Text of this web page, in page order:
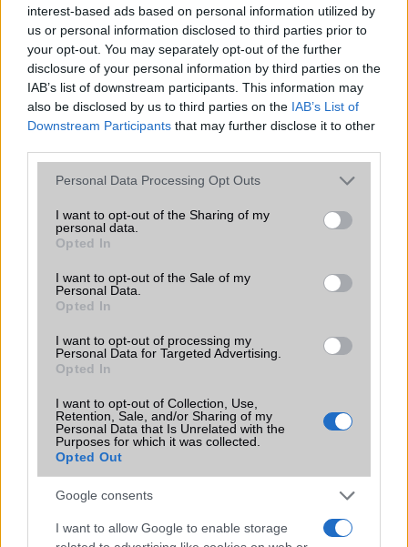
interest-based ads based on personal information utilized by
us or personal information disclosed to third parties prior to
your opt-out. You may separately opt-out of the further
disclosure of your personal information by third parties on the
IAB’s list of downstream participants. This information may
also be disclosed by us to third parties on the IAB’s List of
Downstream Participants that may further disclose it to other
Please note that this website/app uses one or more Google
not limited to your visit or usage behaviour. You may click to
grant or deny consent to Google and its third-party tags to
use your data for below specified purposes in below Google
consent section.
Personal Data Processing Opt Outs
I want to opt-out of the Sharing of my
personal data.
Opted In
I want to opt-out of the Sale of my
Personal Data.
Opted In
I want to opt-out of processing my
Personal Data for Targeted Advertising.
Opted In
I want to opt-out of Collection, Use,
Retention, Sale, and/or Sharing of my
Personal Data that Is Unrelated with the
Purposes for which it was collected.
Opted Out
Google consents
I want to allow Google to enable storage
ALKALMAZÁSOK ÉS ÉRZÉKELŐK
Java Nincs
Ujjlenyomat olvasó Fingerprint sensor
SNS integráció alap szolgáltatás
T9 szótár alkalmazás független szótár
Office alkalmazások
DV = Document viewer (Word,
Excel, PowerPoint, PDF)
Extrák
Vibra jelzés
SIM típus nanoSIM
SIM-ek száma 2
Flight mode
Terület
Funkciók
Samsung Pay, Always-on